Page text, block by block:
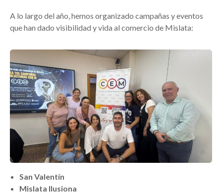
A lo largo del año, hemos organizado campañas y eventos
que han dado visibilidad y vida al comercio de Mislata:
San Valentín
Mislata Ilusiona